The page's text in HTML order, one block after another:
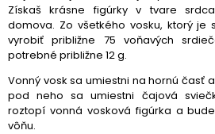
Získaš krásne figúrky v tvare
domova. Zo všetkého vosku, ktorý je
vyrobiť približne 75 voňavých
potrebné približne 12 g.
Vonný vosk sa umiestni na hornú časť
pod neho sa umiestni čajová
roztopí vonná vosková figúrka a
vôňu.